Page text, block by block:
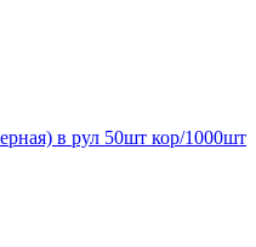
в рул 50шт кор/1000шт